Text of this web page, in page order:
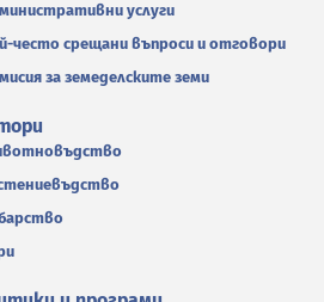
услуги
често срещани въпроси и отговори
за земеделските земи